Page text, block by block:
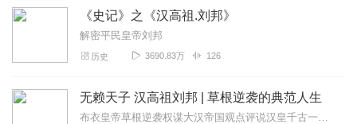
《史记》之《汉高祖.刘邦》
解密平民皇帝刘邦
历史 3690.83万 126
无赖天子 汉高祖刘邦 | 草根逆袭的典范人生
布衣皇帝草根逆袭权谋大汉帝国观点评说汉皇千古一英雄，休笑当年马上功。试问后来为帝者，谁人曾出范围中。楚强汉弱，可是战争的结局是楚败汉胜，他是后世所...